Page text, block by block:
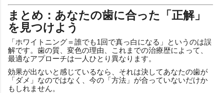
まとめ：あなたの歯に合った「正解」
を見つけよう
「ホワイトニング＝誰でも1回で真っ白になる」というのは誤
解です。歯の質、変色の理由、これまでの治療歴によって、
最適なアプローチは一人ひとり異なります。
効果が出ないと感じているなら、それは決してあなたの歯が
「ダメ」なのではなく、今の「方法」が合っていないだけか
もしれません。